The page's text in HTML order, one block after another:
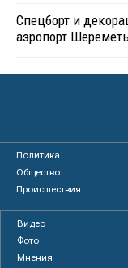
Спецборт и
аэропорт
Политика
Общество
Происшествия
Видео
Фото
Мнения